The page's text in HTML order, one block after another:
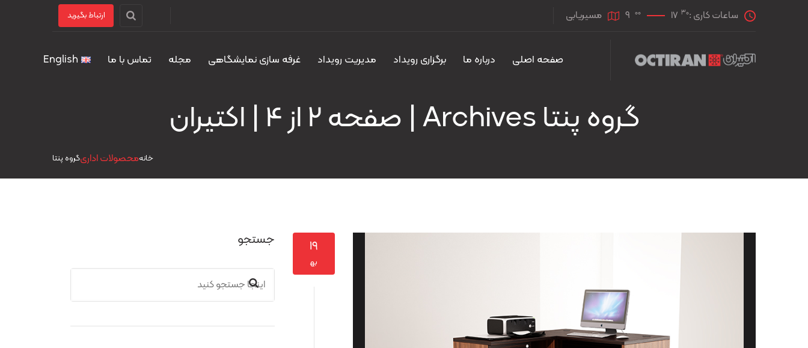
ساعات کاری : 17 30
9 00 مسیریابی ارتباط بگیرید
صفحه اصلی درباره ما برگزاری رویداد مدیریت رویداد غرفه سازی نمایشگاهی مجله تماس با ما English
گروه پنتا Archives | صفحه 2 از 4 | اکتیران
خانهمحصولات اداریگروه پنتا
۱۹
به‍
جستجو